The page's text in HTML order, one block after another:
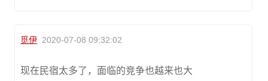
觅伊 2020-07-08 09:32:02
现在民宿太多了，面临的竞争也越来也大